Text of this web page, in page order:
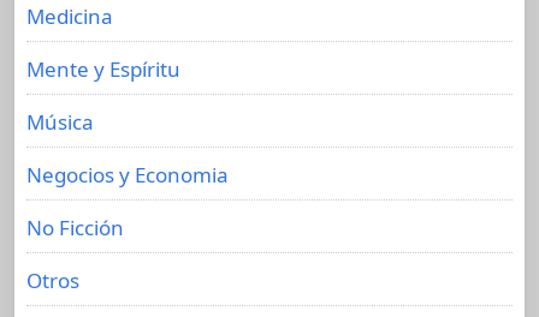
Medicina
Mente y Espíritu
Música
Negocios y Economia
No Ficción
Otros